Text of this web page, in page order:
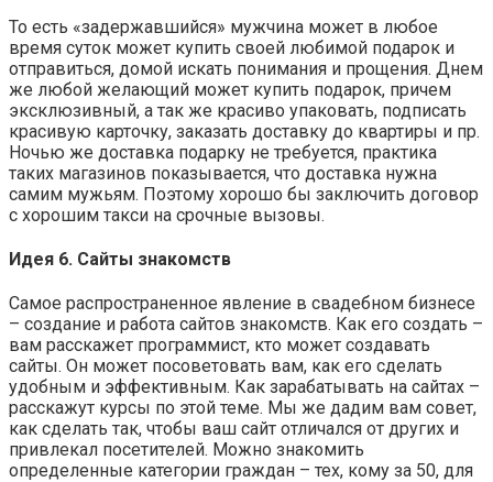
То есть «задержавшийся» мужчина может в любое
время суток может купить своей любимой подарок и
отправиться, домой искать понимания и прощения. Днем
же любой желающий может купить подарок, причем
эксклюзивный, а так же красиво упаковать, подписать
красивую карточку, заказать доставку до квартиры и пр.
Ночью же доставка подарку не требуется, практика
таких магазинов показывается, что доставка нужна
самим мужьям. Поэтому хорошо бы заключить договор
с хорошим такси на срочные вызовы.
Идея 6. Сайты знакомств
Самое распространенное явление в свадебном бизнесе
– создание и работа сайтов знакомств. Как его создать –
вам расскажет программист, кто может создавать
сайты. Он может посоветовать вам, как его сделать
удобным и эффективным. Как зарабатывать на сайтах –
расскажут курсы по этой теме. Мы же дадим вам совет,
как сделать так, чтобы ваш сайт отличался от других и
привлекал посетителей. Можно знакомить
определенные категории граждан – тех, кому за 50, для